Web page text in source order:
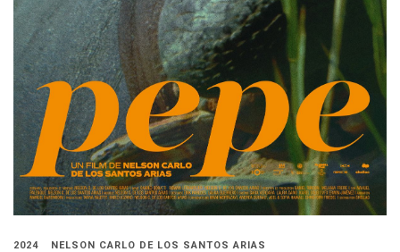
2024 NELSON CARLO DE LOS SANTOS ARIAS